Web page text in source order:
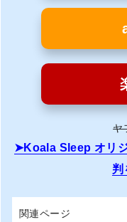
ヤ
Koala Sleep オリ
判
関連ページ